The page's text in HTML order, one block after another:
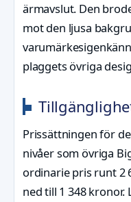
ärmavslut. Den
mot den ljusa
plaggets övriga
Prissättningen för
nivåer som övriga
ordinarie pris runt 2
ned till 1 348